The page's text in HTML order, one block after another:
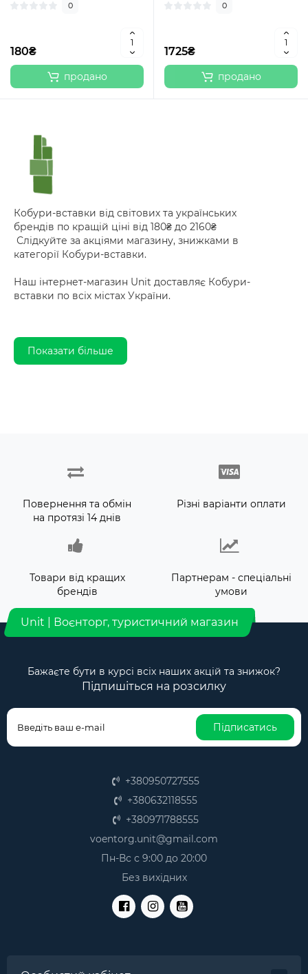
0
180₴
продано
0
1725₴
продано
Кобури-вставки від світових та українських
брендів по кращій ціні від 180₴ до 2160₴
Слідкуйте за акціями магазину, знижками в
категорії Кобури-вставки.
Наш інтернет-магазин Unit доставляє Кобури-
вставки по всіх містах України.
Показати більше
Повернення та обмін
на протязі 14 днів
Різні варіанти оплати
Товари від кращих
брендів
Партнерам - спеціальні
умови
Unit | Воєнторг, туристичний магазин
Бажаєте бути в курсі всіх наших акцій та знижок?
Підпишіться на розсилку
Підписатись
+380950727555
+380632118555
+380971788555
voentorg.unit@gmail.com
Пн-Вс с 9:00 до 20:00
Без вихідних